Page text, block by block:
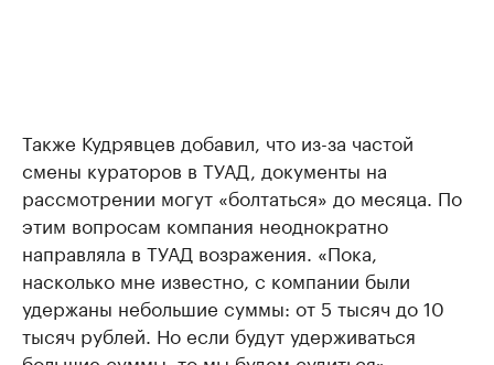
Также Кудрявцев добавил, что из-за частой
смены кураторов в ТУАД, документы на
рассмотрении могут «болтаться» до месяца. По
этим вопросам компания неоднократно
направляла в ТУАД возражения. «Пока,
насколько мне известно, с компании были
удержаны небольшие суммы: от 5 тысяч до 10
тысяч рублей. Но если будут удерживаться